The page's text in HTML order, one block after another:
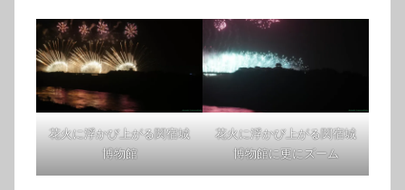
花火に浮かび上がる関宿城
博物館
花火に浮かび上がる関宿城
博物館に更にズーム